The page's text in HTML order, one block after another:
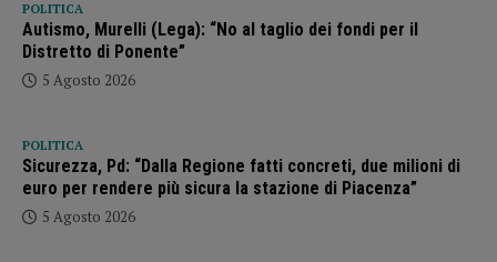
POLITICA
Autismo, Murelli (Lega): “No al taglio dei fondi per il
Distretto di Ponente”
5 Agosto 2026
POLITICA
Sicurezza, Pd: “Dalla Regione fatti concreti, due milioni di
euro per rendere più sicura la stazione di Piacenza”
5 Agosto 2026